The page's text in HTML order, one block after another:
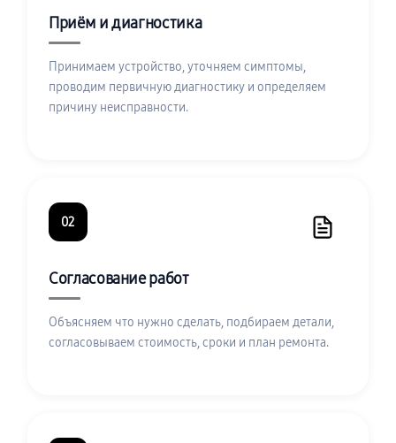
Приём и диагностика
Принимаем устройство, уточняем симптомы,
проводим первичную диагностику и определяем
причину неисправности.
02
Согласование работ
Объясняем что нужно сделать, подбираем детали,
согласовываем стоимость, сроки и план ремонта.